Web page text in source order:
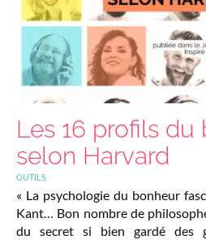
Les 16 profils du
selon Harvard
OUTILS
« La psychologie du bonheur
Kant… Bon nombre de
du secret si bien gardé des